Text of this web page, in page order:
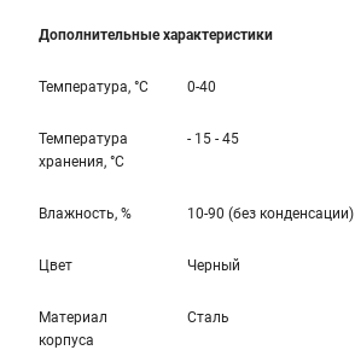
Дополнительные характеристики
Температура, °С 0-40
Температура
хранения, °С
- 15 - 45
Влажность, % 10-90 (без конденсации)
Цвет Черный
Материал
корпуса
Сталь